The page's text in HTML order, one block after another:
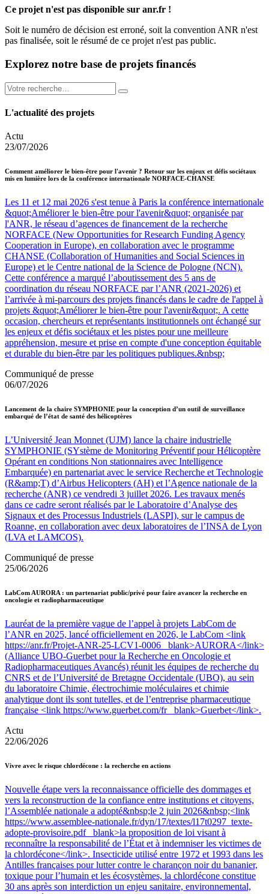
Ce projet n'est pas disponible sur anr.fr !
Soit le numéro de décision est erroné, soit la convention ANR n'est
pas finalisée, soit le résumé de ce projet n'est pas public.
Explorez notre base de projets financés
L'actualité des projets
Actu
23/07/2026
Comment améliorer le bien-être pour l'avenir ? Retour sur les enjeux et défis sociétaux
mis en lumière lors de la conférence internationale NORFACE-CHANSE
Les 11 et 12 mai 2026 s'est tenue à Paris la conférence internationale
&quot;Améliorer le bien-être pour l'avenir&quot; organisée par
l'ANR, le réseau d’agences de financement de la recherche
NORFACE (New Opportunities for Research Funding Agency
Cooperation in Europe), en collaboration avec le programme
CHANSE (Collaboration of Humanities and Social Sciences in
Europe) et le Centre national de la Science de Pologne (NCN).
Cette conférence a marqué l’aboutissement des 5 ans de
coordination du réseau NORFACE par l’ANR (2021-2026) et
l’arrivée à mi-parcours des projets financés dans le cadre de l'appel à
projets &quot;Améliorer le bien-être pour l'avenir&quot;. A cette
occasion, chercheurs et représentants institutionnels ont échangé sur
les enjeux et défis sociétaux et les pistes pour une meilleure
appréhension, mesure et prise en compte d'une conception équitable
et durable du bien-être par les politiques publiques.&nbsp;
Communiqué de presse
06/07/2026
Lancement de la chaire SYMPHONIE pour la conception d’un outil de surveillance
embarqué de l’état de santé des hélicoptères
L’Université Jean Monnet (UJM) lance la chaire industrielle
SYMPHONIE (SYstème de Monitoring Préventif pour Hélicoptère
Opérant en conditions Non stationnaires avec Intelligence
Embarquée) en partenariat avec le service Recherche et Technologie
(R&amp;T) d’Airbus Helicopters (AH) et l’Agence nationale de la
recherche (ANR) ce vendredi 3 juillet 2026. Les travaux menés
dans ce cadre seront réalisés par le Laboratoire d’Analyse des
Signaux et des Processus Industriels (LASPI), sur le campus de
Roanne, en collaboration avec deux laboratoires de l’INSA de Lyon
(LVA et LAMCOS).
Communiqué de presse
25/06/2026
LabCom AURORA : un partenariat public/privé pour faire avancer la recherche en
oncologie et radiopharmaceutique
Lauréat de la première vague de l’appel à projets LabCom de
l’ANR en 2025, lancé officiellement en 2026, le LabCom <link
https://anr.fr/Projet-ANR-25-LCV1-0006 _blank>AURORA</link>
(Alliance UBO-Guerbet pour la Recherche en Oncologie et
Radiopharmaceutiques Avancés) réunit les équipes de recherche du
CNRS et de l’Université de Bretagne Occidentale (UBO), au sein
du laboratoire Chimie, électrochimie moléculaires et chimie
analytique dont ils sont tutelles, et de l’entreprise pharmaceutique
française <link https://www.guerbet.com/fr _blank>Guerbet</link>.
Actu
22/06/2026
Vivre avec le risque chlordécone : la recherche en actions
Nouvelle étape vers la reconnaissance officielle des dommages et
vers la reconstruction de la confiance entre institutions et citoyens,
l’Assemblée nationale a adopté&nbsp;le 2 juin 2026&nbsp;<link
https://www.assemblee-nationale.fr/dyn/17/textes/l17t0297_texte-
adopte-provisoire.pdf _blank>la proposition de loi visant à
reconnaître la responsabilité de l’État et à indemniser les victimes de
la chlordécone</link>. Insecticide utilisé entre 1972 et 1993 dans les
Antilles françaises pour lutter contre le charançon noir du bananier,
toxique pour l’humain et les écosystèmes, la chlordécone constitue
30 ans après son interdiction un enjeu sanitaire, environnemental,